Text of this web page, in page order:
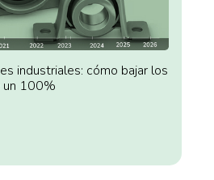
industriales: cómo bajar los
un 100%